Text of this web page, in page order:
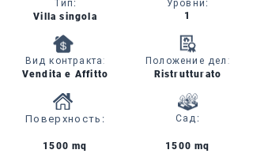
Тип:
Villa singola
Вид контракта:
Vendita e Affitto
Уровни:
1
Положение дел:
Ristrutturato
Поверхность : Сад:
1500 mq 1500 mq